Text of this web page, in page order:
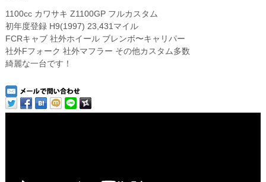
1100cc カワサキ Z1100GP フルカスタム
初年度登録 H9(1997) 23,431マイル
FCRキャブ 社外ホイール ブレンボ〜キャリパー
社外Fフォーク 社外マフラー その他カスタム多数
綺麗な一台です！